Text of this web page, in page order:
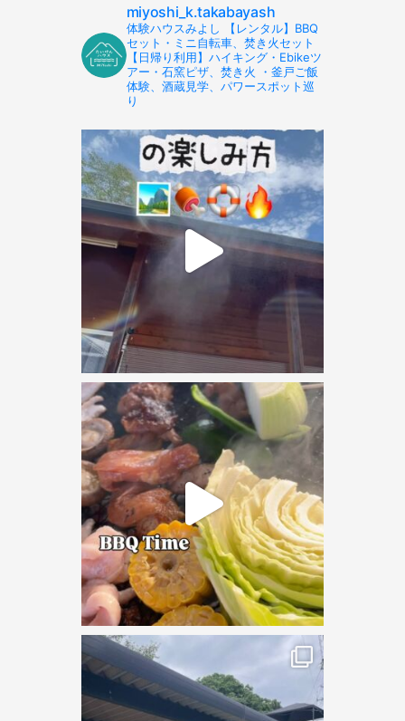
miyoshi_k.takabayash
体験ハウスみよし 【レンタル】BBQ
セット・ミニ自転車、焚き火セット
【日帰り利用】ハイキング・Ebikeツ
アー・石窯ピザ、焚き火 ・釜戸ご飯
体験、酒蔵見学、パワースポット巡
り